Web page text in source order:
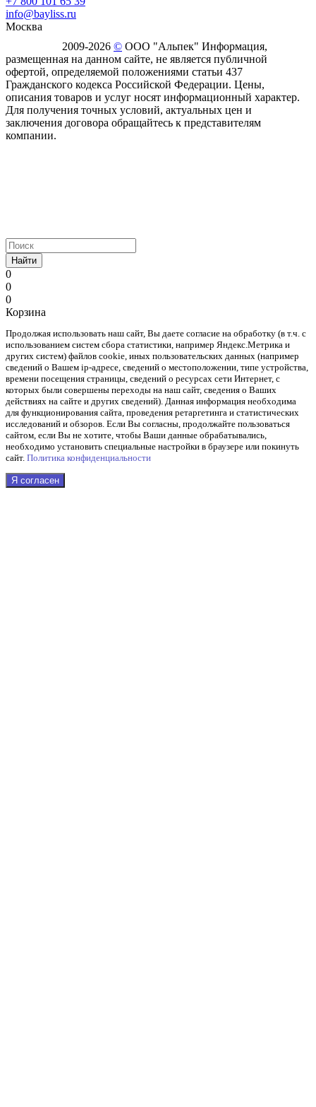
info@bayliss.ru
Москва
2009-2026 © ООО "Альпек" Информация,
размещенная на данном сайте, не является публичной
офертой, определяемой положениями статьи 437
Гражданского кодекса Российской Федерации. Цены,
описания товаров и услуг носят информационный характер.
Для получения точных условий, актуальных цен и
заключения договора обращайтесь к представителям
компании.
Найти
0
0
0
Корзина
Продолжая использовать наш cайт, Вы даете согласие на обработку (в т.ч. с
использованием систем сбора статистики, например Яндекс.Метрика и
других систем) файлов cookie, иных пользовательских данных (например
сведений о Вашем ip-адресе, сведений о местоположении, типе устройства,
времени посещения страницы, сведений о ресурсах сети Интернет, с
которых были совершены переходы на наш сайт, сведения о Ваших
действиях на сайте и других сведений). Данная информация необходима
для функционирования сайта, проведения ретаргетинга и статистических
исследований и обзоров. Если Вы согласны, продолжайте пользоваться
сайтом, если Вы не хотите, чтобы Ваши данные обрабатывались,
необходимо установить специальные настройки в браузере или покинуть
сайт. Политика конфиденциальности
Я согласен